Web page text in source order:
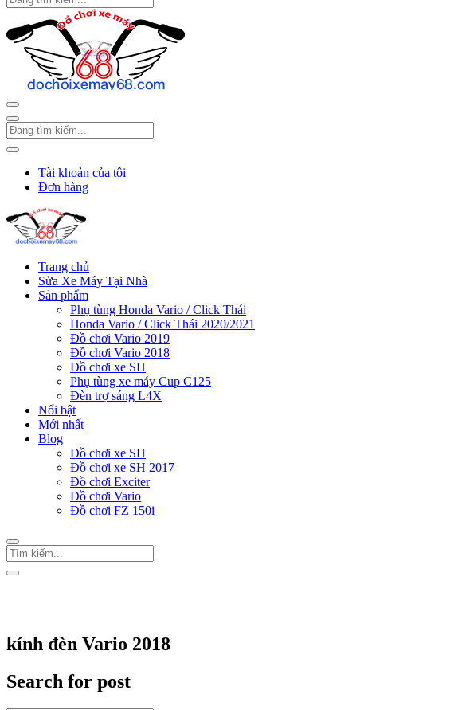
Tài khoản của tôi
Đơn hàng
Trang chủ
Sửa Xe Máy Tại Nhà
Sản phẩm
Phụ tùng Honda Vario / Click Thái
Honda Vario / Click Thái 2020/2021
Đồ chơi Vario 2019
Đồ chơi Vario 2018
Đồ chơi xe SH
Phụ tùng xe máy Cup C125
Đèn trợ sáng L4X
Nổi bật
Mới nhất
Blog
Đồ chơi xe SH
Đồ chơi xe SH 2017
Đồ chơi Exciter
Đồ chơi Vario
Đồ chơi FZ 150i
kính đèn Vario 2018
Search for post